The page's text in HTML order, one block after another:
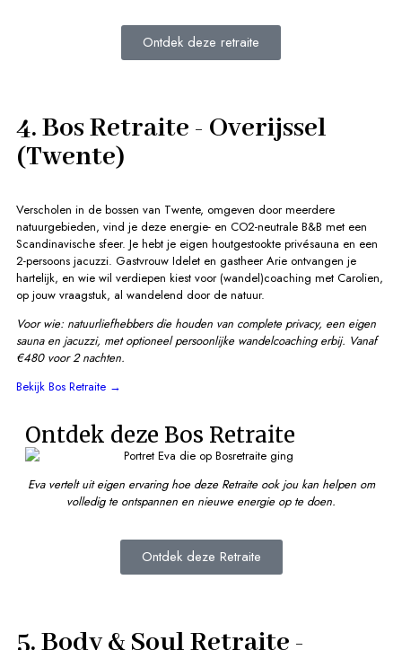
Ontdek deze retraite
4. Bos Retraite - Overijssel
(Twente)
Verscholen in de bossen van Twente, omgeven door meerdere
natuurgebieden, vind je deze energie- en CO2-neutrale B&B met een
Scandinavische sfeer. Je hebt je eigen houtgestookte privésauna en een
2-persoons jacuzzi. Gastvrouw Idelet en gastheer Arie ontvangen je
hartelijk, en wie wil verdiepen kiest voor (wandel)coaching met Carolien,
op jouw vraagstuk, al wandelend door de natuur.
Voor wie: natuurliefhebbers die houden van complete privacy, een eigen
sauna en jacuzzi, met optioneel persoonlijke wandelcoaching erbij. Vanaf
€480 voor 2 nachten.
Bekijk Bos Retraite →
Ontdek deze Bos Retraite
Eva vertelt uit eigen ervaring hoe deze Retraite ook jou kan helpen om
volledig te ontspannen en nieuwe energie op te doen.
Ontdek deze Retraite
5. Body & Soul Retraite -